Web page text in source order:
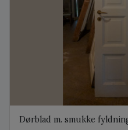
Dørblad m. smukke